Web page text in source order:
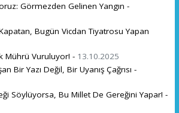
Görmezden Gelinen Yangın -
Bugün Vicdan Tiyatrosu Yapan
Mührü Vuruluyor! - 13.10.2025
Bir Yazı Değil, Bir Uyanış Çağrısı -
Söylüyorsa, Bu Millet De Gereğini Yapar! -